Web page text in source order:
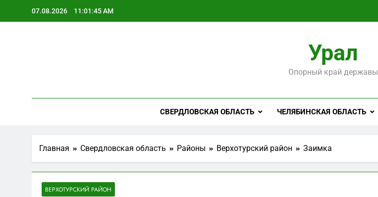
07.08.2026 11:01:46 AM
Урал
Опорный край державы
СВЕРДЛОВСКАЯ ОБЛАСТЬ ЧЕЛЯБИНСКАЯ ОБЛАСТЬ
Главная Свердловская область Районы Верхотурский район Заимка
ВЕРХОТУРСКИЙ РАЙОН